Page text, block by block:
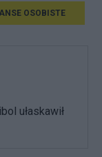
OSOBISTE
ułaskawił